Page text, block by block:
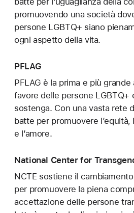
promuovendo una società
persone LGBTQ+ siano
ogni aspetto della vita.
PFLAG
PFLAG è la prima e più
favore delle persone LGBTQ+
sostenga. Con una vasta rete
batte per promuovere l’equità,
e l’amore.
National Center for
NCTE sostiene il
per promuovere la piena
accettazione delle persone